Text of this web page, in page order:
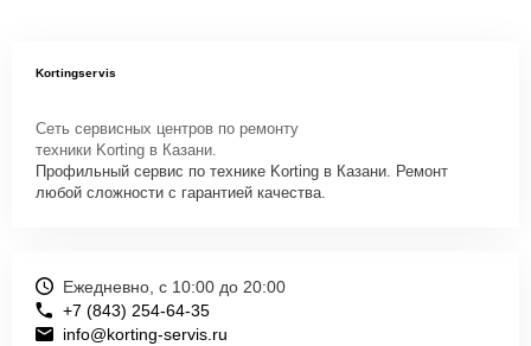
Kortingservis
Сеть сервисных центров по ремонту
техники Korting в Казани.
Профильный сервис по технике Korting в Казани. Ремонт
любой сложности с гарантией качества.
Ежедневно, с 10:00 до 20:00
+7 (843) 254-64-35
info@korting-servis.ru